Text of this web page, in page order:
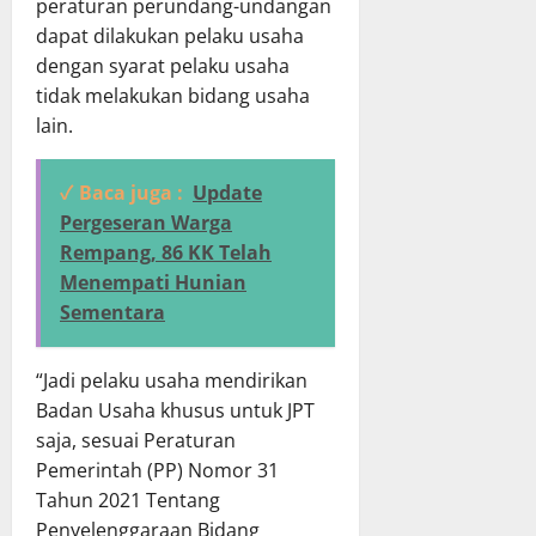
peraturan perundang-undangan
dapat dilakukan pelaku usaha
dengan syarat pelaku usaha
tidak melakukan bidang usaha
lain.
✓ Baca juga : Update
Pergeseran Warga
Rempang, 86 KK Telah
Menempati Hunian
Sementara
“Jadi pelaku usaha mendirikan
Badan Usaha khusus untuk JPT
saja, sesuai Peraturan
Pemerintah (PP) Nomor 31
Tahun 2021 Tentang
Penyelenggaraan Bidang